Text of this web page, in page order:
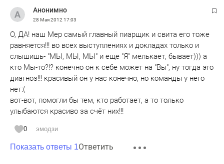
Анонимно
28 Мая 2012 17:03
О, ДА! наш Мер самый главный пиарщик и свита его тоже
равняется!!! во всех выступлениях и докладах только и
слышишь- "МЫ, МЫ, МЫ" и еще "Я" мелькает, бывает))) а
кто Мы-то?!? конечно он к себе может на "Вы", ну тогда это
диагноз!!! красивый он у нас конечно, но команды у него
нет:(
вот-вот, помогли бы тем, кто работает, а то только
улыбаются красиво за счёт них!!!
0 эмодзи
Показать ответы 1Ответить